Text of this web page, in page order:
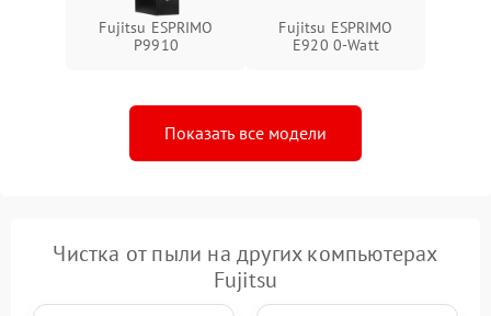
Fujitsu ESPRIMO
P9910
Fujitsu ESPRIMO
E920 0-Watt
Показать все модели
Чистка от пыли на других компьютерах
Fujitsu